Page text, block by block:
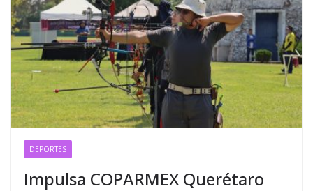
DEPORTES
Impulsa COPARMEX Querétaro